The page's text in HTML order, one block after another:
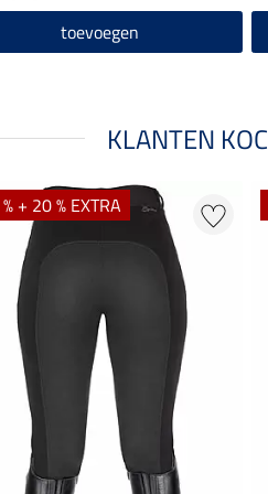
toevoegen
KLANTEN
+ 20 % EXTRA